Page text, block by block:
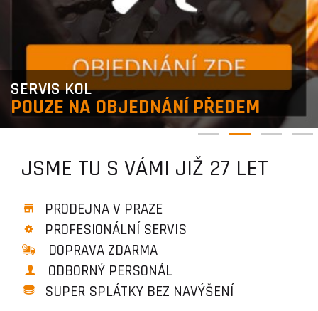
SERVIS KOL
POUZE NA OBJEDNÁNÍ PŘEDEM
JSME TU S VÁMI JIŽ 27 LET
PRODEJNA V PRAZE
PROFESIONÁLNÍ SERVIS
DOPRAVA ZDARMA
ODBORNÝ PERSONÁL
SUPER SPLÁTKY BEZ NAVÝŠENÍ